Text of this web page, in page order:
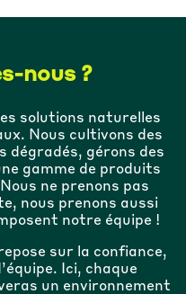
nous ?
solutions naturelles
Nous cultivons des
dégradés, gérons des
gamme de produits
ne prenons pas
nous prenons aussi
notre équipe !
sur la confiance,
Ici, chaque
un environnement